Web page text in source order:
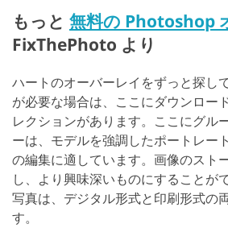
もっと 無料の Photoshop
FixThePhoto より
ハートのオーバーレイをずっと探し
が必要な場合は、ここにダウンロー
レクションがあります。ここにグル
ーは、モデルを強調したポートレー
の編集に適しています。画像のスト
し、より興味深いものにすることが
写真は、デジタル形式と印刷形式の
す。